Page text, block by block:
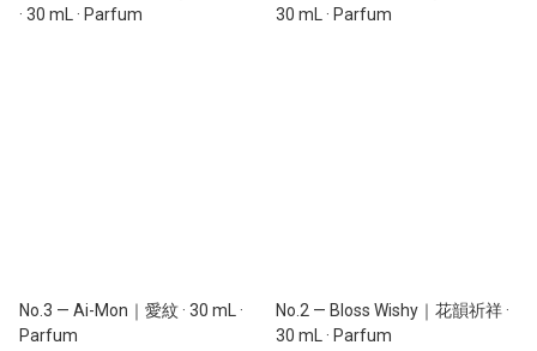
· 30 mL · Parfum
30 mL · Parfum
No.3 — Ai-Mon｜愛紋 · 30 mL ·
Parfum
No.2 — Bloss Wishy｜花韻祈祥 ·
30 mL · Parfum